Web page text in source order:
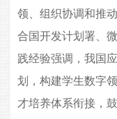
领、组织协调和推
合国开发计划署、
践经验强调，我国
划，构建学生数字
才培养体系衔接，